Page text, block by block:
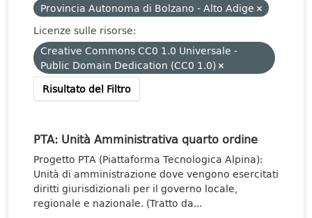
Provincia Autonoma di Bolzano - Alto Adige
Licenze sulle risorse:
Creative Commons CC0 1.0 Universale -
Public Domain Dedication (CC0 1.0)
Risultato del Filtro
PTA: Unità Amministrativa quarto ordine
Progetto PTA (Piattaforma Tecnologica Alpina):
Unità di amministrazione dove vengono esercitati
diritti giurisdizionali per il governo locale,
regionale e nazionale. (Tratto da...